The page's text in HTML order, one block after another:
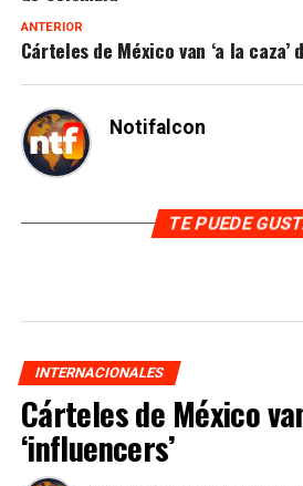
ANTERIOR
Cárteles de México van ‘a la caza’
Notifalcon
TE PUEDE
INTERNACIONALES
Cárteles de México
‘influencers’